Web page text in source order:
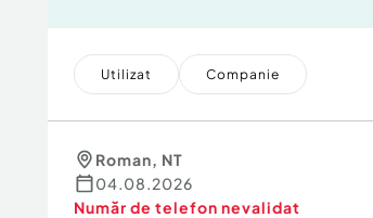
Utilizat Companie
Roman, NT
04.08.2026
Număr de telefon nevalidat